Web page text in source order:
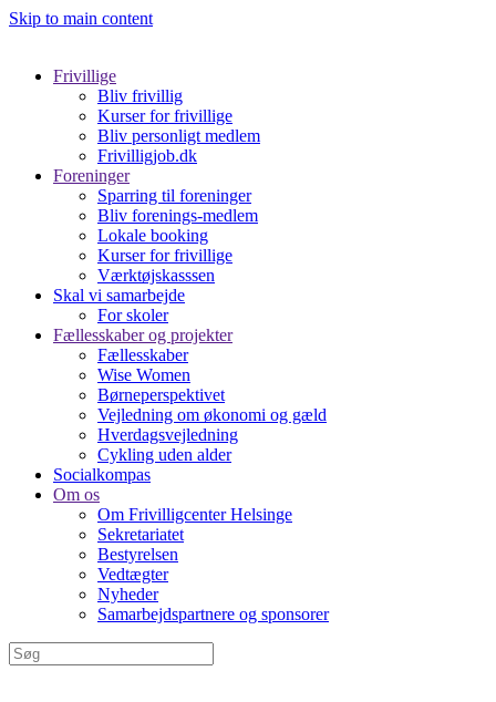
Skip to main content
Frivillige
Bliv frivillig
Kurser for frivillige
Bliv personligt medlem
Frivilligjob.dk
Foreninger
Sparring til foreninger
Bliv forenings-medlem
Lokale booking
Kurser for frivillige
Værktøjskasssen
Skal vi samarbejde
For skoler
Fællesskaber og projekter
Fællesskaber
Wise Women
Børneperspektivet
Vejledning om økonomi og gæld
Hverdagsvejledning
Cykling uden alder
Socialkompas
Om os
Om Frivilligcenter Helsinge
Sekretariatet
Bestyrelsen
Vedtægter
Nyheder
Samarbejdspartnere og sponsorer